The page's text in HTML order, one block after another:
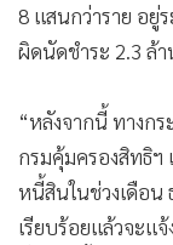
8 แสนกว่าราย อยู่
ผิดนัดชำระ 2.3 ล้า
“หลังจากนี้ ทางก
กรมคุ้มครองสิทธิฯ
หนี้สินในช่วงเดือน
เรียบร้อยแล้วจะแ